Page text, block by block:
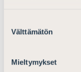
valinta
Välttämätön
Mieltymykset
Katsomme
lisäksi, että
varsinaisten